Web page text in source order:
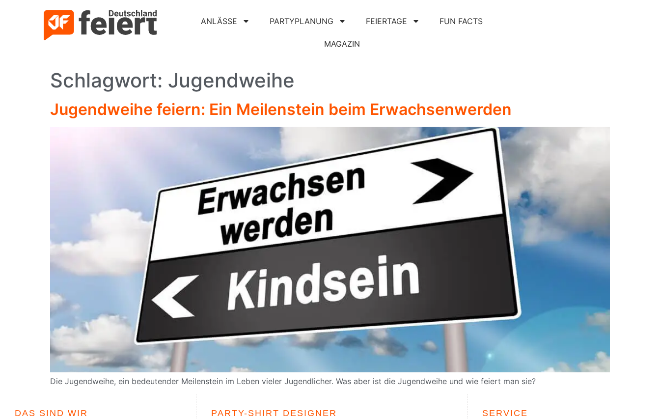
ANLÄSSE PARTYPLANUNG FEIERTAGE FUN FACTS
MAGAZIN
Schlagwort: Jugendweihe
Jugendweihe feiern: Ein Meilenstein beim Erwachsenwerden
Die Jugendweihe, ein bedeutender Meilenstein im Leben vieler Jugendlicher. Was aber ist die Jugendweihe und wie feiert man sie?
DAS SIND WIR PARTY-SHIRT DESIGNER SERVICE